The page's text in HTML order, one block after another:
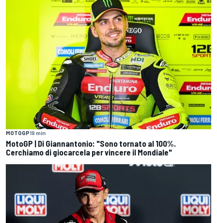
MOTOGP19 min
MotoGP | Di Giannantonio: "Sono tornato al 100%.
Cerchiamo di giocarcela per vincere il Mondiale"